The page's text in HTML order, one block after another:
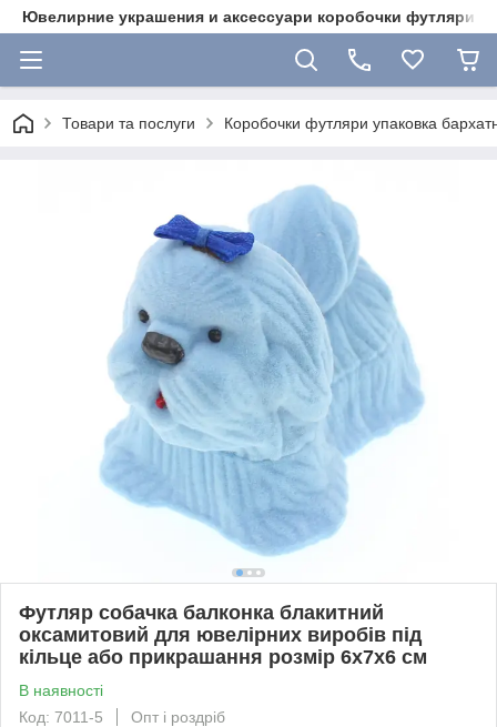
Ювелирние украшения и аксессуари коробочки футляри
Товари та послуги Коробочки футляри упаковка
Футляр собачка балконка блакитний
оксамитовий для ювелірних виробів під
кільце або прикрашання розмір 6х7х6 см
В наявності
Код: 7011-5
Опт і роздріб